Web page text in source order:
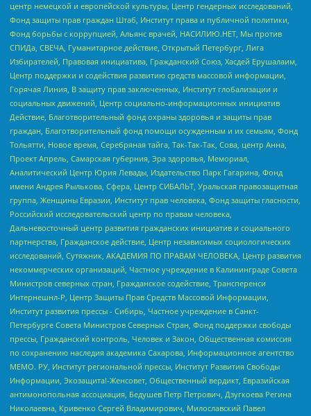
центр немецкой и европейской культуры, Центр гендерных исследований,
Фонд защиты прав граждан Штаб, Институт права и публичной политики,
Фонд борьбы с коррупцией, Альянс врачей, НАСИЛИЮ.НЕТ, Мы против
СПИДа, СВЕЧА, Гуманитарное действие, Открытый Петербург, Лига
Избирателей, Правовая инициатива, Гражданский Союз, Хасдей Ерушалаим,
Центр поддержки и содействия развитию средств массовой информации,
Горячая Линия, В защиту прав заключенных, Институт глобализации и
социальных движений, Центр социально-информационных инициатив
Действие, Благотворительный фонд охраны здоровья и защиты прав
граждан, Благотворительный фонд помощи осужденным и их семьям, Фонд
Тольятти, Новое время, Серебряная тайга, Так-Так-Так, Сова, центр Анна,
Проект Апрель, Самарская губерния, Эра здоровья, Мемориал,
Аналитический Центр Юрия Левады, Издательство Парк Гагарина, Фонд
имени Андрея Рылькова, Сфера, Центр СИБАЛЬТ, Уральская правозащитная
группа, Женщины Евразии, Институт прав человека, Фонд защиты гласности,
Российский исследовательский центр по правам человека,
Дальневосточный центр развития гражданских инициатив и социального
партнерства, Гражданское действие, Центр независимых социологических
исследований, Сутяжник, АКАДЕМИЯ ПО ПРАВАМ ЧЕЛОВЕКА, Центр развития
некоммерческих организаций, Частное учреждение в Калининграде Совета
Министров северных стран, Гражданское содействие, Трансперенси
Интернешнл-Р, Центр Защиты Прав Средств Массовой Информации,
Институт развития прессы - Сибирь, Частное учреждение в Санкт-
Петербурге Совета Министров Северных Стран, Фонд поддержки свободы
прессы, Гражданский контроль, Человек и Закон, Общественная комиссия
по сохранению наследия академика Сахарова, Информационное агентство
МЕМО. РУ, Институт региональной прессы, Институт Развития Свободы
Информации, Экозащита!-Женсовет, Общественный вердикт, Евразийская
антимонопольная ассоциация, Бедушев Петр Петрович, Дзугкоева Регина
Николаевна, Кривенко Сергей Владимирович, Милославский Павел